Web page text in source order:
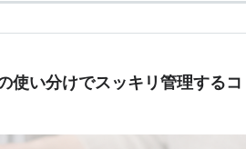
使い分けでスッキリ管理するコ